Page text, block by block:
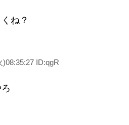
ね？
)08:35:27 ID:qgR